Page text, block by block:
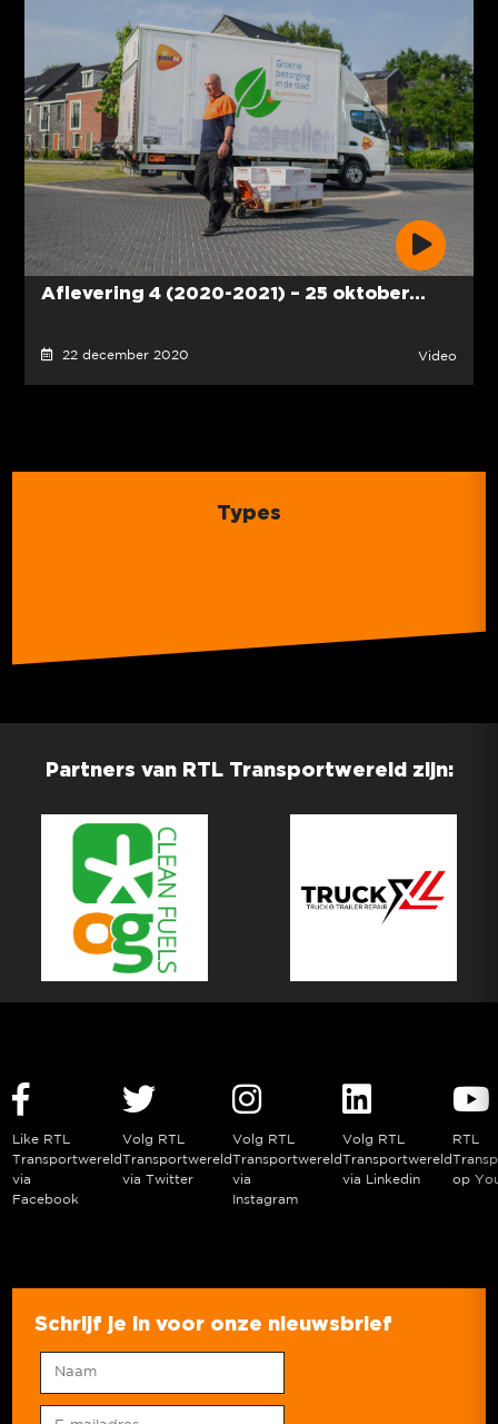
Aflevering 4 (2020-2021) – 25 oktober...
22 december 2020 Video
Types
Partners van RTL Transportwereld zijn:
Like RTL
Transportwereld
via
Facebook
Volg RTL
Transportwereld
via Twitter
Volg RTL
Transportwereld
via
Instagram
Volg RTL
Transportwereld
via Linkedin
RTL
op
Schrijf je in voor onze nieuwsbrief